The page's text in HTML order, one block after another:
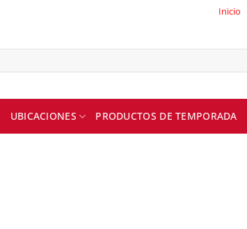
Inicio
UBICACIONES PRODUCTOS DE TEMPORADA